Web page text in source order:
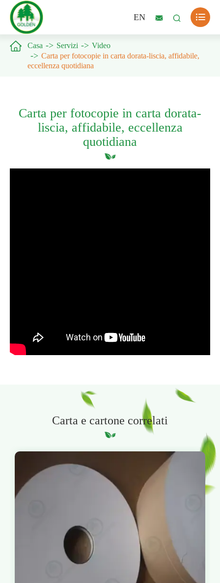
EN   
 Casa Servizi
Video
Carta per fotocopie in carta dorata-liscia, affidabile,
eccellenza quotidiana
Carta per fotocopie in carta dorata-
liscia, affidabile, eccellenza
quotidiana
Carta e cartone correlati